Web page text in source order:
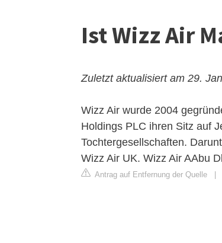
Ist Wizz Air
Zuletzt aktualisiert am 29.
Wizz Air wurde 2004
Holdings PLC ihren Sitz auf
Tochtergesellschaften.
Wizz Air UK. Wizz Air AAbu
Antrag auf Entfernung der Quelle